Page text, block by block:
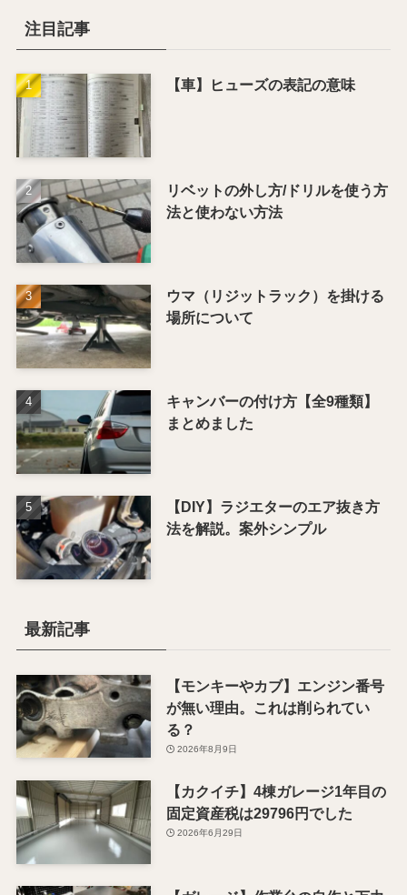
注目記事
【車】ヒューズの表記の意味
リベットの外し方/ドリルを使う方
法と使わない方法
ウマ（リジットラック）を掛ける
場所について
キャンバーの付け方【全9種類】
まとめました
【DIY】ラジエターのエア抜き方
法を解説。案外シンプル
最新記事
【モンキーやカブ】エンジン番号
が無い理由。これは削られてい
る？
2026年8月9日
【カクイチ】4棟ガレージ1年目の
固定資産税は29796円でした
2026年6月29日